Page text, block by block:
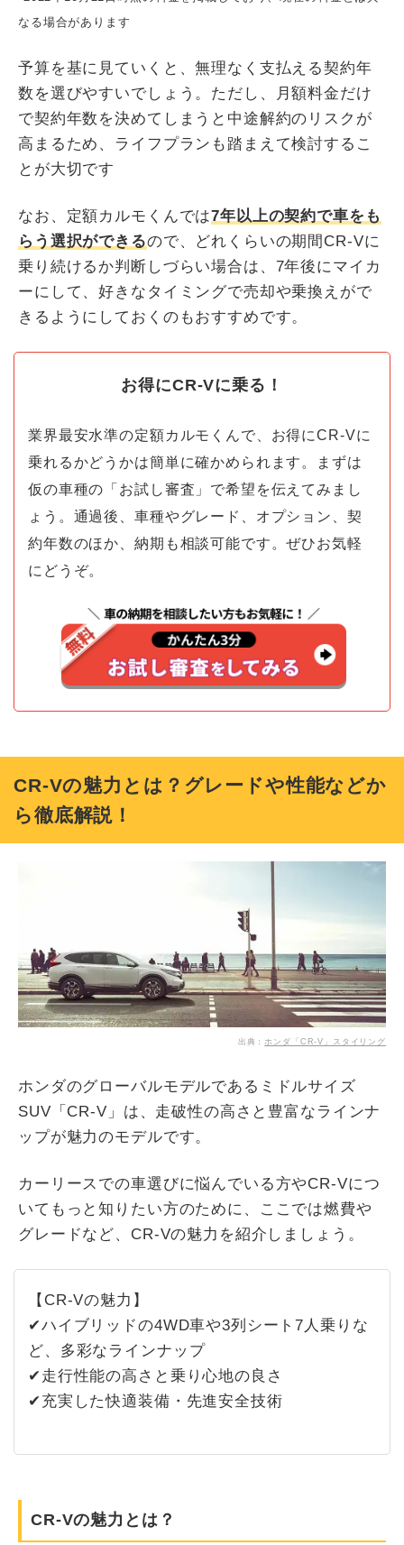
なる場合があります
予算を基に見ていくと、無理なく支払える契約年
数を選びやすいでしょう。ただし、月額料金だけ
で契約年数を決めてしまうと中途解約のリスクが
高まるため、ライフプランも踏まえて検討するこ
とが大切です
なお、定額カルモくんでは7年以上の契約で車をも
らう選択ができるので、どれくらいの期間CR-Vに
乗り続けるか判断しづらい場合は、7年後にマイカ
ーにして、好きなタイミングで売却や乗換えがで
きるようにしておくのもおすすめです。
お得にCR-Vに乗る！
業界最安水準の定額カルモくんで、お得にCR-Vに
乗れるかどうかは簡単に確かめられます。まずは
仮の車種の「お試し審査」で希望を伝えてみまし
ょう。通過後、車種やグレード、オプション、契
約年数のほか、納期も相談可能です。ぜひお気軽
にどうぞ。
CR-Vの魅力とは？グレードや性能などか
ら徹底解説！
出典：ホンダ「CR-V」スタイリング
ホンダのグローバルモデルであるミドルサイズ
SUV「CR-V」は、走破性の高さと豊富なラインナ
ップが魅力のモデルです。
カーリースでの車選びに悩んでいる方やCR-Vにつ
いてもっと知りたい方のために、ここでは燃費や
グレードなど、CR-Vの魅力を紹介しましょう。
【CR-Vの魅力】
✔ハイブリッドの4WD車や3列シート7人乗りな
ど、多彩なラインナップ
✔走行性能の高さと乗り心地の良さ
✔充実した快適装備・先進安全技術
CR-Vの魅力とは？